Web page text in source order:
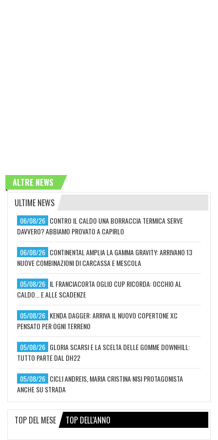
ALTRE NEWS
ULTIME NEWS
06/08/26 CONTRO IL CALDO UNA BORRACCIA TERMICA SERVE
DAVVERO? ABBIAMO PROVATO A CAPIRLO
06/08/26 CONTINENTAL AMPLIA LA GAMMA GRAVITY: ARRIVANO 13
NUOVE COMBINAZIONI DI CARCASSA E MESCOLA
05/08/26 IL FRANCIACORTA OGLIO CUP RICORDA: OCCHIO AL
CALDO... E ALLE SCADENZE
05/08/26 KENDA DAGGER: ARRIVA IL NUOVO COPERTONE XC
PENSATO PER OGNI TERRENO
05/08/26 GLORIA SCARSI E LA SCELTA DELLE GOMME DOWNHILL:
TUTTO PARTE DAL DH22
05/08/26 CICLI ANDREIS, MARIA CRISTINA NISI PROTAGONISTA
ANCHE SU STRADA
TOP DEL MESE TOP DELL'ANNO